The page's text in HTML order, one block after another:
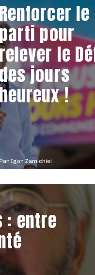
Igor Zamichiei
le
pour
le
jours
!
: entre